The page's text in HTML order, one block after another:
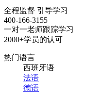
全程监督 引导学习
400-166-3155
一对一老师跟踪学习
2000+学员的认可
热门语言
西班牙语
法语
德语